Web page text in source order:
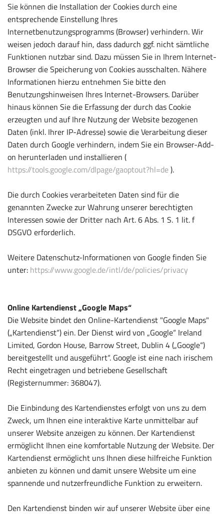
Sie können die Installation der Cookies durch eine
entsprechende Einstellung Ihres
Internetbenutzungsprogramms (Browser) verhindern. Wir
weisen jedoch darauf hin, dass dadurch ggf. nicht sämtliche
Funktionen nutzbar sind. Dazu müssen Sie in Ihrem Internet-
Browser die Speicherung von Cookies ausschalten. Nähere
Informationen hierzu entnehmen Sie bitte den
Benutzungshinweisen Ihres Internet-Browsers. Darüber
hinaus können Sie die Erfassung der durch das Cookie
erzeugten und auf Ihre Nutzung der Website bezogenen
Daten (inkl. Ihrer IP-Adresse) sowie die Verarbeitung dieser
Daten durch Google verhindern, indem Sie ein Browser-Add-
on herunterladen und installieren (
https://tools.google.com/dlpage/gaoptout?hl=de).
Die durch Cookies verarbeiteten Daten sind für die
genannten Zwecke zur Wahrung unserer berechtigten
Interessen sowie der Dritter nach Art. 6 Abs. 1 S. 1 lit. f
DSGVO erforderlich.
Weitere Datenschutz-Informationen von Google finden Sie
unter: https://www.google.de/intl/de/policies/privacy
Online Kartendienst „Google Maps“
Die Website bindet den Online-Kartendienst "Google Maps"
(„Kartendienst“) ein. Der Dienst wird von „Google“ Ireland
Limited, Gordon House, Barrow Street, Dublin 4 („Google“)
bereitgestellt und ausgeführt“. Google ist eine nach irischem
Recht eingetragen und betriebene Gesellschaft
(Registernummer: 368047).
Die Einbindung des Kartendienstes erfolgt von uns zu dem
Zweck, um Ihnen eine interaktive Karte unmittelbar auf
unserer Website anzeigen zu können. Der Kartendienst
ermöglicht Ihnen eine komfortable Nutzung der Website. Der
Kartendienst ermöglicht uns Ihnen diese hilfreiche Funktion
anbieten zu können und damit unsere Website um eine
spannende und nutzerfreundliche Funktion zu erweitern.
Den Kartendienst binden wir auf unserer Website über eine